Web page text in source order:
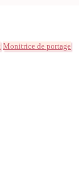
Monitrice de portage